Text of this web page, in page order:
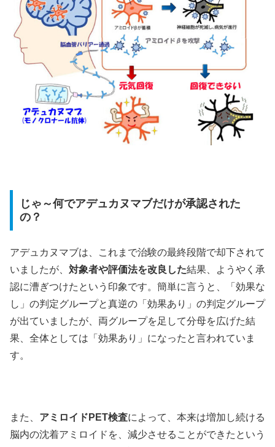
じゃ～何でアデュカヌマブだけが承認された
の？
アデュカヌマブは、これまで治験の最終段階で却下されて
いましたが、 対象者や評価法を改良した結果、ようやく承
認に漕ぎつけたという印象です。簡単に言うと、「効果な
し」の判定グループと真逆の「効果あり」の判定グループ
が出ていましたが、両グループを足して分母を広げた結
果、全体としては「効果あり」になったと言われていま
す。
また、 アミロイドPET検査によって、本来は増加し続ける
脳内の沈着アミロイドを、減少させることができたという